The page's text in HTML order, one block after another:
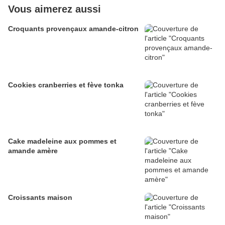
Vous aimerez aussi
Croquants provençaux amande-citron
Cookies cranberries et fève tonka
Cake madeleine aux pommes et
amande amère
Croissants maison